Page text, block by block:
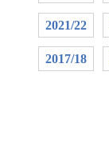
2021/22
2017/18